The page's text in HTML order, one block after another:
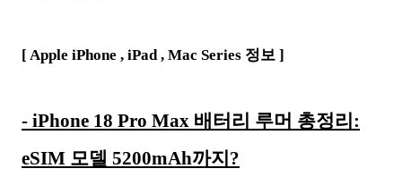
[ Apple iPhone , iPad , Mac Series 정보 ]
- iPhone 18 Pro Max 배터리 루머 총정리:
eSIM 모델 5200mAh까지?